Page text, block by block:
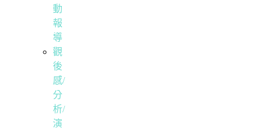
動
報
導
觀
後
感/
分
析/
演